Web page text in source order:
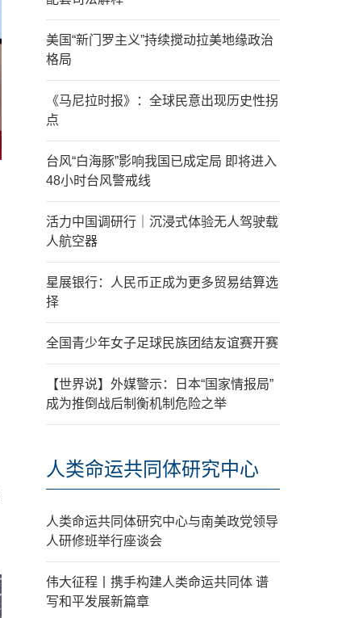
美国“新门罗主义”持续搅动拉美地缘政治
格局
《马尼拉时报》：全球民意出现历史性拐
点
台风“白海豚”影响我国已成定局 即将进入
48小时台风警戒线
活力中国调研行｜沉浸式体验无人驾驶载
人航空器
星展银行：人民币正成为更多贸易结算选
择
全国青少年女子足球民族团结友谊赛开赛
【世界说】外媒警示：日本“国家情报局”
成为推倒战后制衡机制危险之举
人类命运共同体研究中心
人类命运共同体研究中心与南美政党领导
人研修班举行座谈会
伟大征程丨携手构建人类命运共同体 谱
写和平发展新篇章